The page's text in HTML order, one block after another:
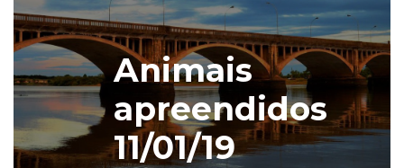
Animais
apreendidos
11/01/19